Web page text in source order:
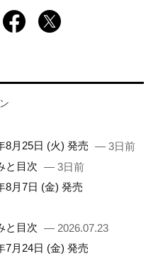
8月25日 (火) 発売 — 3日前
と目次 — 3日前
8月7日 (金) 発売
と目次 — 2026.07.23
7月24日 (金) 発売